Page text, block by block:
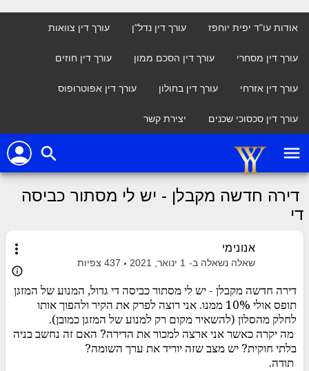
אודות עו"ד יפית יוחפז עורך דין נדל"ן עורך דין צוואות
עורך דין מסחרי עורך דין הסכם ממון עורך דין חוזים
עורך דין אזרחי עורך דין בחולון עורך דין אפוטרופוס
עורך דין סכסוכי שכנים יצירת קשר
menu
search
person
דירה חדשה מקבלן - יש לי מסתור כביסה
די
more_vert אנונימי
שאלה נשאלה ב- 1 ינואר, 2021 437 צפיות
info_outline
דירה חדשה מקבלן - יש לי מסתור כביסה די גדול, המנוע של המזגן
תופס אולי 10% ממנו. אני רוצה לפרק את הקיר ולהפוך אותו
לחלק מהסלון (להשאיר מקום רק למנוע של המזגן כמובן).
מה יקרה כאשר אני ארצה למכור את הדירה? האם זה נחשב בניה
בלתי חוקית? יש מצב שזה יוריד את ערך השומה?
תודה.